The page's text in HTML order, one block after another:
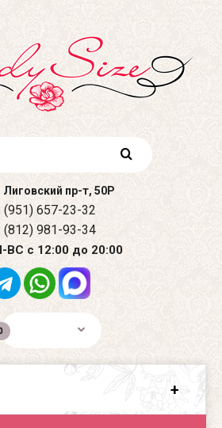
пр-т, 50Р
(951) 657-23-32
(812) 981-93-34
ВС с 12:00 до 20:00